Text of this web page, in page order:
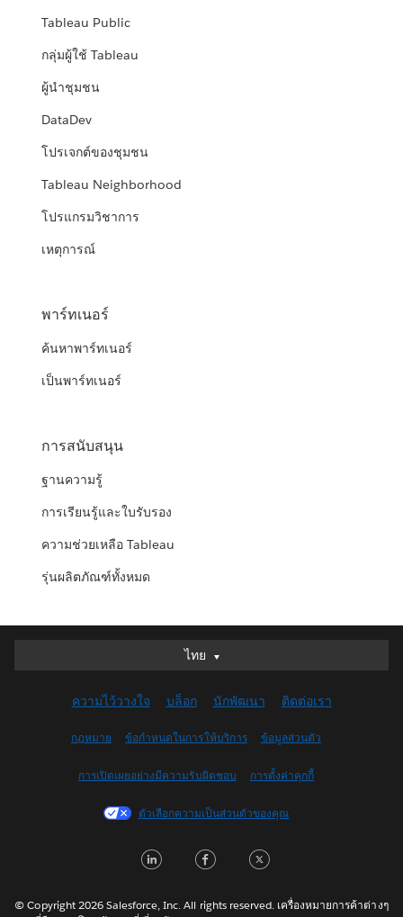
Tableau Public
กลุ่มผู้ใช้ Tableau
ผู้นำชุมชน
DataDev
โปรเจกต์ของชุมชน
Tableau Neighborhood
โปรแกรมวิชาการ
เหตุการณ์
พาร์ทเนอร์
ค้นหาพาร์ทเนอร์
เป็นพาร์ทเนอร์
การสนับสนุน
ฐานความรู้
การเรียนรู้และใบรับรอง
ความช่วยเหลือ Tableau
รุ่นผลิตภัณฑ์ทั้งหมด
ไทย
ไทย
English (UK)
English (US)
Français (Canada)
Français (France)
日本語
Nederlands
ความไว้วางใจ บล็อก นักพัฒนา ติดต่อเรา
กฎหมาย ข้อกำหนดในการให้บริการ ข้อมูลส่วนตัว
การเปิดเผยอย่างมีความรับผิดชอบ การตั้งค่าคุกกี้
ตัวเลือกความเป็นส่วนตัวของคุณ
LinkedInFacebook
© Copyright 2026 Salesforce, Inc. All rights reserved. เครื่องหมายการค้าต่างๆ